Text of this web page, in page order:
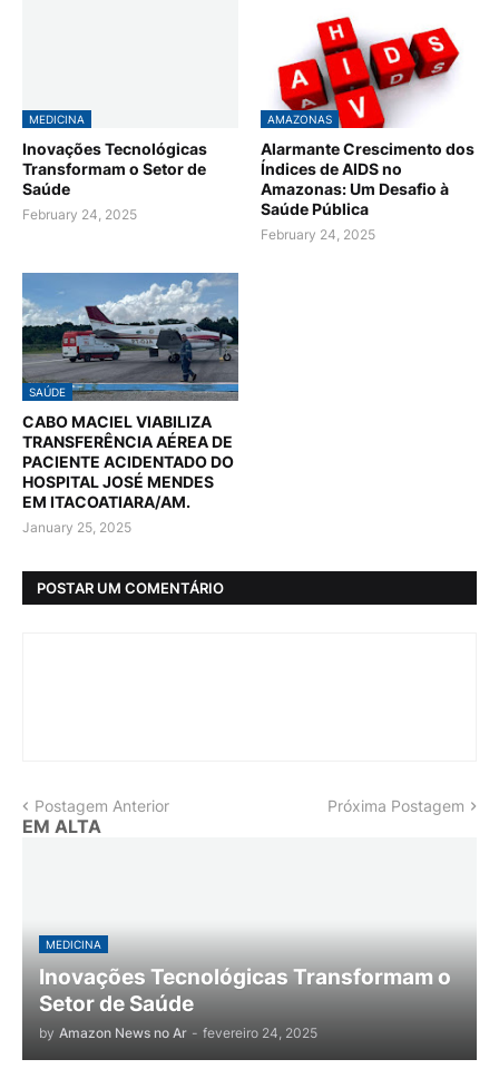
MEDICINA
Inovações Tecnológicas
Transformam o Setor de
Saúde
February 24, 2025
AMAZONAS
Alarmante Crescimento dos
Índices de AIDS no
Amazonas: Um Desafio à
Saúde Pública
February 24, 2025
SAÚDE
CABO MACIEL VIABILIZA
TRANSFERÊNCIA AÉREA DE
PACIENTE ACIDENTADO DO
HOSPITAL JOSÉ MENDES
EM ITACOATIARA/AM.
January 25, 2025
POSTAR UM COMENTÁRIO
Postagem Anterior Próxima Postagem
EM ALTA
MEDICINA
Inovações Tecnológicas Transformam o
Setor de Saúde
by Amazon News no Ar - fevereiro 24, 2025